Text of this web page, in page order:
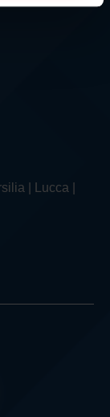
| Lucca |